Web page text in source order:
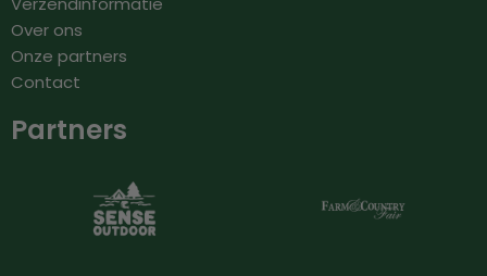
Over ons
Onze partners
Contact
Partners